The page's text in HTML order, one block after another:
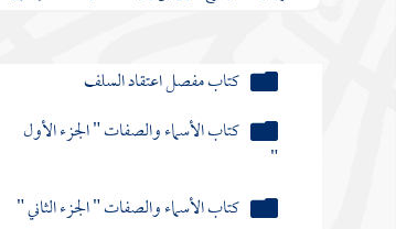
كتاب مفصل اعتقاد السلف
كتاب الأسماء والصفات " الجزء الأول
"
كتاب الأسماء والصفات " الجزء الثاني "